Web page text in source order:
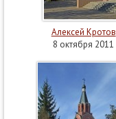
Алексей Кротов
8 октября 2011